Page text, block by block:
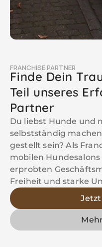
FRANCHISE PARTNER
Finde Dein
Teil unseres
Partner
Du liebst Hunde und
selbstständig
gestellt sein? Als
mobilen
erprobten
Freiheit und starke